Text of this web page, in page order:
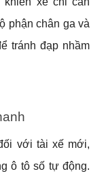
phận chân ga và
tránh đạp nhầm
với tài xế mới,
ô tô số tự động.